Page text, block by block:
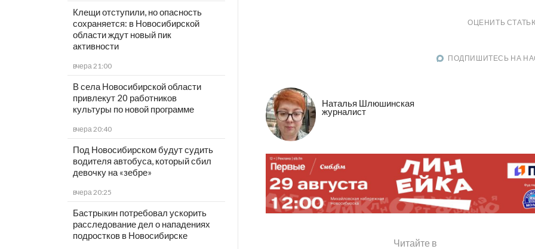
Клещи отступили, но опасность
сохраняется: в Новосибирской
области ждут новый пик
активности
вчера 21:00
В села Новосибирской области
привлекут 20 работников
культуры по новой программе
вчера 20:40
Под Новосибирском будут судить
водителя автобуса, который сбил
девочку на «зебре»
вчера 20:25
Бастрыкин потребовал ускорить
расследование дел о нападениях
подростков в Новосибирске
ОЦЕНИТЬ
ПОДПИШИТЕСЬ НА
Наталья Шлюшинская
журналист
Читайте в